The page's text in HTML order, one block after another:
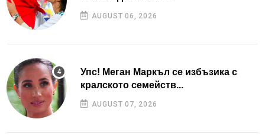
AUGUST 06, 2026
Упс! Меган Маркъл се избъзика с
кралското семейств...
AUGUST 07, 2026